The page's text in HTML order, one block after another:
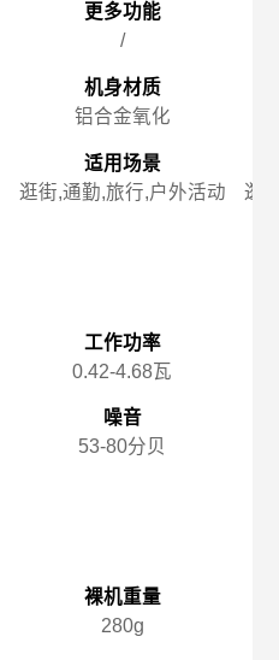
更多功能
/
机身材质
铝合金氧化
适用场景
逛街,通勤,旅行,户外活动
工作功率
0.42-4.68瓦
噪音
53-80分贝
裸机重量
280g
逛